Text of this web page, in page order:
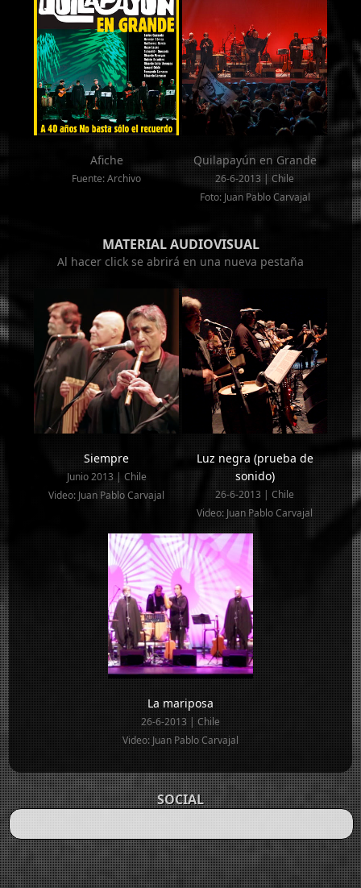
Afiche
Fuente: Archivo
Quilapayún en Grande
26-6-2013 | Chile
Foto: Juan Pablo Carvajal
MATERIAL AUDIOVISUAL
Al hacer click se abrirá en una nueva pestaña
Siempre
Junio 2013 | Chile
Video: Juan Pablo Carvajal
Luz negra (prueba de
sonido)
26-6-2013 | Chile
Video: Juan Pablo Carvajal
La mariposa
26-6-2013 | Chile
Video: Juan Pablo Carvajal
SOCIAL